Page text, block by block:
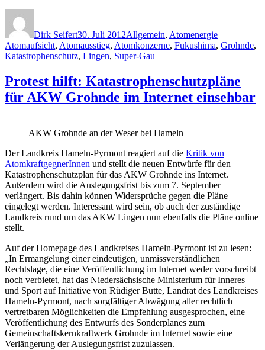
Dirk Seifert30. Juli 2012Allgemein, Atomenergie
Atomaufsicht, Atomausstieg, Atomkonzerne, Fukushima, Grohnde,
Katastrophenschutz, Lingen, Super-Gau
Protest hilft: Katastrophenschutzpläne
für AKW Grohnde im Internet einsehbar
AKW Grohnde an der Weser bei Hameln
Der Landkreis Hameln-Pyrmont reagiert auf die Kritik von
AtomkraftgegnerInnen und stellt die neuen Entwürfe für den
Katastrophenschutzplan für das AKW Grohnde ins Internet.
Außerdem wird die Auslegungsfrist bis zum 7. September
verlängert. Bis dahin können Widersprüche gegen die Pläne
eingelegt werden. Interessant wird sein, ob auch der zuständige
Landkreis rund um das AKW Lingen nun ebenfalls die Pläne online
stellt.
Auf der Homepage des Landkreises Hameln-Pyrmont ist zu lesen:
„In Ermangelung einer eindeutigen, unmissverständlichen
Rechtslage, die eine Veröffentlichung im Internet weder vorschreibt
noch verbietet, hat das Niedersächsische Ministerium für Inneres
und Sport auf Initiative von Rüdiger Butte, Landrat des Landkreises
Hameln-Pyrmont, nach sorgfältiger Abwägung aller rechtlich
vertretbaren Möglichkeiten die Empfehlung ausgesprochen, eine
Veröffentlichung des Entwurfs des Sonderplanes zum
Gemeinschaftskernkraftwerk Grohnde im Internet sowie eine
Verlängerung der Auslegungsfrist zuzulassen.